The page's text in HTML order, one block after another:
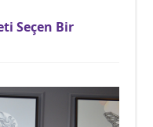
Seçen Bir